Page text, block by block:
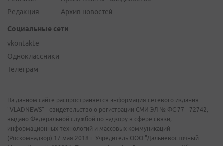
Редакция
Архив новостей
Социальные сети
vkontakte
Одноклассники
Телеграм
На данном сайте распространяется информация сетевого издания
"VLADNEWS" - свидетельство о регистрации СМИ ЭЛ № ФС 77 - 72742,
выдано Федеральной службой по надзору в сфере связи,
информационных технологий и массовых коммуникаций
(Роскомнадзор) 17 мая 2018 г. Учредитель ООО "Дальневосточный